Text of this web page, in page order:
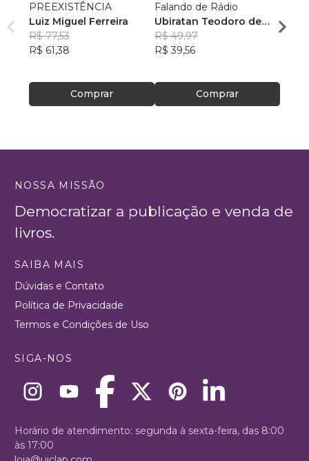
PREEXISTÊNCIA
Luiz Miguel Ferreira
R$ 77,53
R$ 61,38
Comprar
Falando de Rádio
Ubiratan Teodoro de
Souza
R$ 49,97
R$ 39,56
Comprar
NOSSA MISSÃO
Democratizar a publicação e venda de
livros.
SAIBA MAIS
Dúvidas e Contato
Política de Privacidade
Termos e Condições de Uso
SIGA-NOS
Horário de atendimento: segunda à sexta-feira, das 8:00
às 17:00